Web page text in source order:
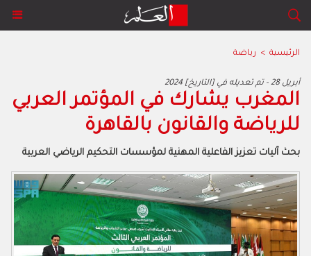
الرئيسية > رياضة
2024 أبريل 28 - تم تعديله في [التاريخ]
المغرب يشارك في المؤتمر العربي
للرياضة والقانون بالقاهرة
بحث آليات تعزيز الفاعلية المهنية لمؤسسات التحكيم الرياضي العربية